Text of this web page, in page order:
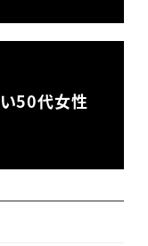
50代女性